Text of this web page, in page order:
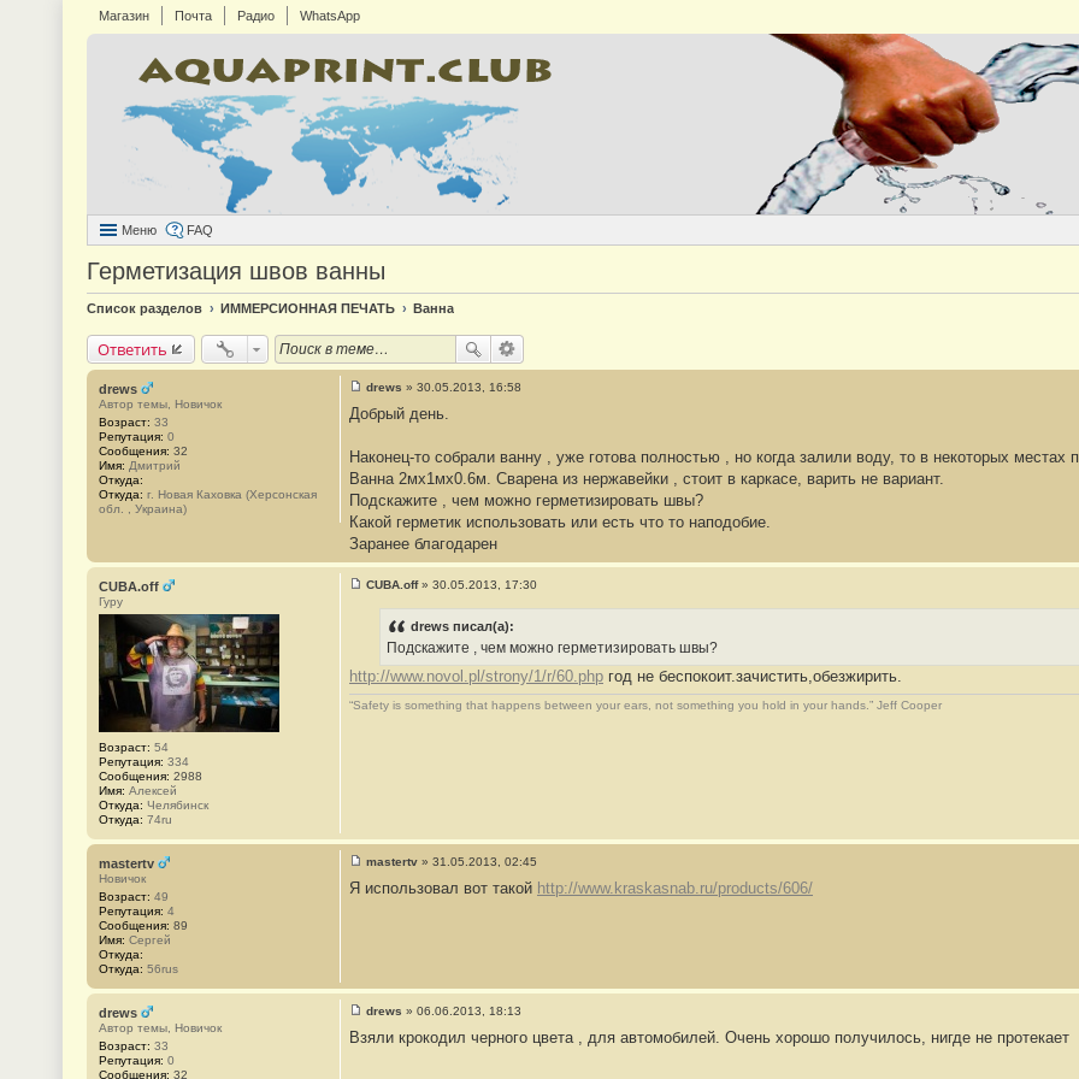
Магазин Почта Радио WhatsApp
Меню FAQ
Герметизация швов ванны
Список разделов ИММЕРСИОННАЯ ПЕЧАТЬ Ванна
Ответить
drews
Автор темы, Новичок
Возраст: 33
Репутация: 0
Сообщения: 32
Имя: Дмитрий
Откуда:
Откуда: г. Новая Каховка (Херсонская
обл. , Украина)
о
щ
н
и
е
#
1
drews » 30.05.2013, 16:58
Добрый день.
Наконец-то собрали ванну , уже готова полностью , но когда залили воду, то в некоторых
Ванна 2мx1мx0.6м. Сварена из нержавейки , стоит в каркасе, варить не вариант.
Подскажите , чем можно герметизировать швы?
Какой герметик использовать или есть что то наподобие.
Заранее благодарен
CUBA.off
Гуру
Возраст: 54
Репутация: 334
Сообщения: 2988
Имя: Алексей
Откуда: Челябинск
Откуда: 74ru
н
и
е
CUBA.off» 30.05.2013, 17:30
drews писал(а):
Подскажите , чем можно герметизировать швы?
http://www.novol.pl/strony/1/r/60.php год не беспокоит.зачистить,обезжирить.
“Safety is something that happens between your ears, not something you hold in your hands.” Jeff Cooper
mastertv
Новичок
Возраст: 49
Репутация: 4
Сообщения: 89
Имя: Сергей
Откуда:
Откуда: 56rus
о
е
3
mastertv » 31.05.2013, 02:45
Я использовал вот такой http://www.kraskasnab.ru/products/606/
drews
Автор темы, Новичок
Возраст: 33
Репутация: 0
Сообщения: 32
о
drews » 06.06.2013, 18:13
Взяли крокодил черного цвета , для автомобилей. Очень хорошо получилось, нигде не протекает